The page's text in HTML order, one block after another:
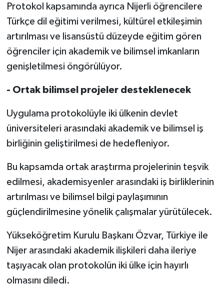
Protokol kapsamında ayrıca Nijerli öğrencilere
Türkçe dil eğitimi verilmesi, kültürel etkileşimin
artırılması ve lisansüstü düzeyde eğitim gören
öğrenciler için akademik ve bilimsel imkanların
genişletilmesi öngörülüyor.
- Ortak bilimsel projeler desteklenecek
Uygulama protokolüyle iki ülkenin devlet
üniversiteleri arasındaki akademik ve bilimsel iş
birliğinin geliştirilmesi de hedefleniyor.
Bu kapsamda ortak araştırma projelerinin teşvik
edilmesi, akademisyenler arasındaki iş birliklerinin
artırılması ve bilimsel bilgi paylaşımının
güçlendirilmesine yönelik çalışmalar yürütülecek.
Yükseköğretim Kurulu Başkanı Özvar, Türkiye ile
Nijer arasındaki akademik ilişkileri daha ileriye
taşıyacak olan protokolün iki ülke için hayırlı
olmasını diledi.